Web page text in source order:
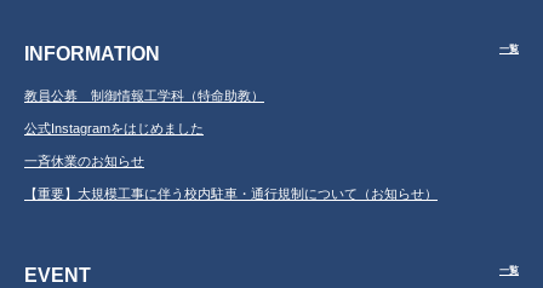
INFORMATION 一覧
教員公募 制御情報工学科（特命助教）
公式Instagramをはじめました
一斉休業のお知らせ
【重要】大規模工事に伴う校内駐車・通行規制について（お知らせ）
EVENT 一覧